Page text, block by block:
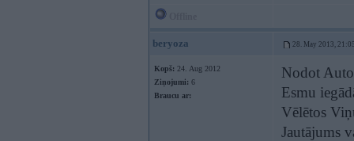
beryoza 28. May 2013,
Kopš: 24. Aug 2012
Ziņojumi: 6
Braucu ar:
Nodot
Esmu
Vēlētos
Jautājums